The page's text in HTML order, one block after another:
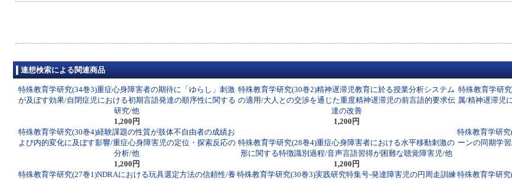
連想検索による関連商品
特殊教育学研究(34巻3)重症心身障害者の期待に「ゆらし」刺激
が及ぼす効果/自閉症児における初期言語発達の順序性に関する
研究/他
1,200円
特殊教育学研究(30巻2)精神遅滞児教育に於る授業分析システム
の適用/大人との交渉を通じた重度精神遅滞児の前言語的要求伝
達の改善
1,200円
特殊教育学研
属/精神遅滞児
特殊教育学研究(30巻4)経験課題の性質が肢体不自由者の成績お
よび内的変化に及ぼす影響/重症心身障害児の定位・探索反応の
分析/他
1,200円
特殊教育学研究(28巻4)重症心身障害者における水平移動刺激の
形に関する特徴識別過程/音声言語習得が困難な聴覚障害児/他
1,200円
特殊教育学研
ーンの同期学
特殊教育学研究(27巻1)NDRAにおける玩具選定方法の信頼性/養特殊教育学研究(30巻3)実践研究特集号-発達障害児の円周走訓練特殊教育学研